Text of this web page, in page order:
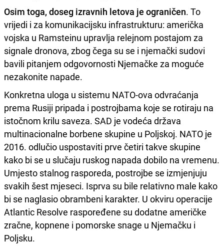
Osim toga, doseg izravnih letova je ograničen. To
vrijedi i za komunikacijsku infrastrukturu: američka
vojska u Ramsteinu upravlja relejnom postajom za
signale dronova, zbog čega su se i njemački sudovi
bavili pitanjem odgovornosti Njemačke za moguće
nezakonite napade.
Konkretna uloga u sistemu NATO-ova odvraćanja
prema Rusiji pripada i postrojbama koje se rotiraju na
istočnom krilu saveza. SAD je vodeća država
multinacionalne borbene skupine u Poljskoj. NATO je
2016. odlučio uspostaviti prve četiri takve skupine
kako bi se u slučaju ruskog napada dobilo na vremenu.
Umjesto stalnog rasporeda, postrojbe se izmjenjuju
svakih šest mjeseci. Isprva su bile relativno male kako
bi se naglasio obrambeni karakter. U okviru operacije
Atlantic Resolve raspoređene su dodatne američke
zračne, kopnene i pomorske snage u Njemačku i
Poljsku.